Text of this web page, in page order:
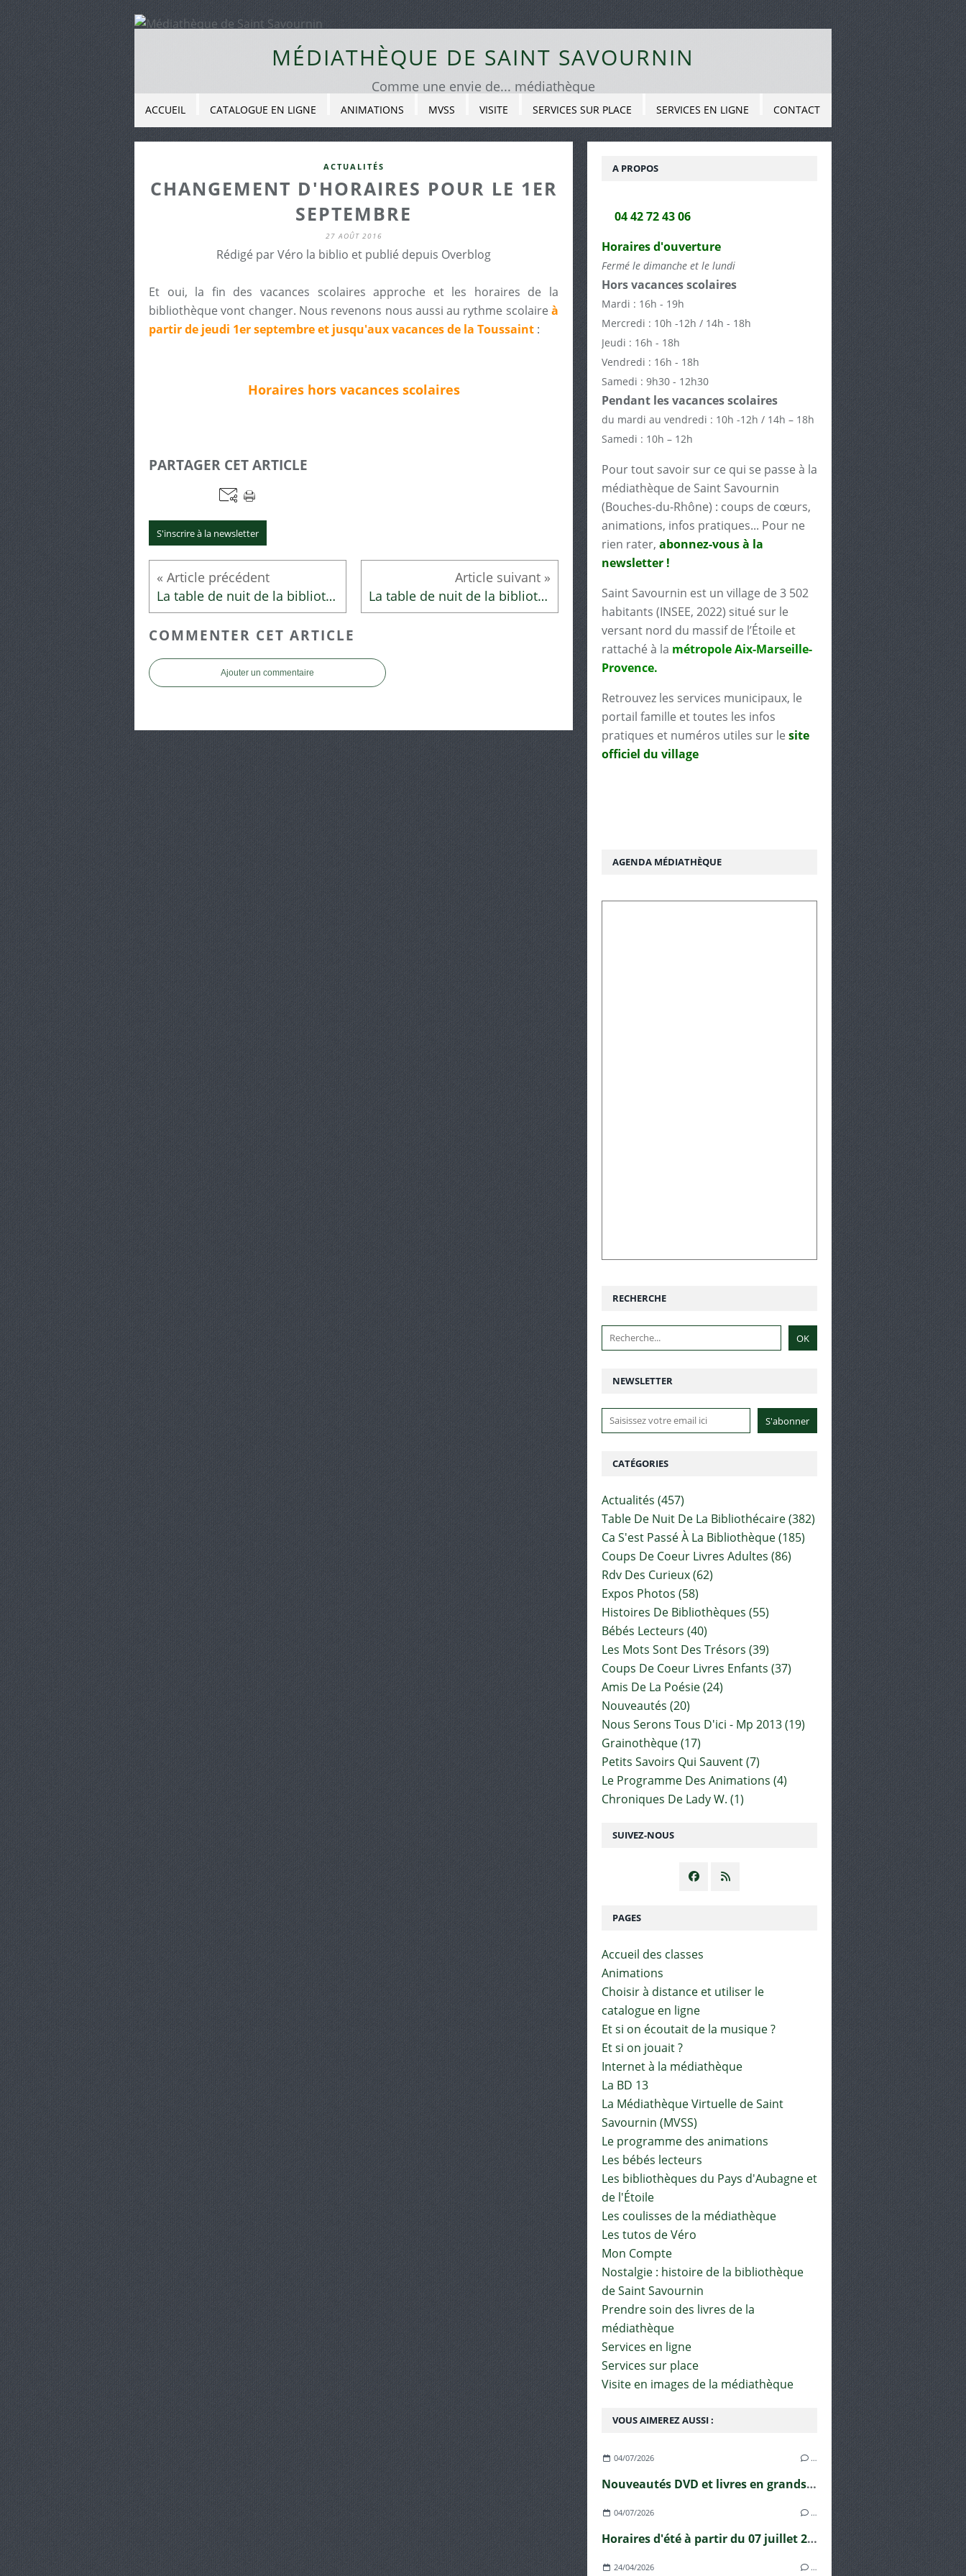
MÉDIATHÈQUE DE SAINT SAVOURNIN
Comme une envie de... médiathèque
ACCUEIL CATALOGUE EN LIGNE ANIMATIONS MVSS VISITE SERVICES SUR PLACE SERVICES EN LIGNE CONTACT
ACTUALITÉS
CHANGEMENT D'HORAIRES POUR LE 1ER
SEPTEMBRE
27 AOÛT 2016
Rédigé par Véro la biblio et publié depuis Overblog
Et oui, la fin des vacances scolaires approche et les horaires de la
bibliothèque vont changer. Nous revenons nous aussi au rythme scolaire à
partir de jeudi 1er septembre et jusqu'aux vacances de la Toussaint :
Horaires hors vacances scolaires
PARTAGER CET ARTICLE
S'inscrire à la newsletter
La table de nuit de la bibliothécaire La table de nuit de la bibliothécaire
COMMENTER CET ARTICLE
Ajouter un commentaire
NEWSLETTER
SUIVEZ-NOUS
RECHERCHE
VOUS AIMEREZ AUSSI :
04/07/2026 …
Nouveautés DVD et livres en grands caractères !
04/07/2026 …
Horaires d'été à partir du 07 juillet 2026
24/04/2026 …
PAGES
Accueil des classes
Animations
Choisir à distance et utiliser le
catalogue en ligne
Et si on écoutait de la musique ?
Et si on jouait ?
Internet à la médiathèque
La BD 13
La Médiathèque Virtuelle de Saint
Savournin (MVSS)
Le programme des animations
Les bébés lecteurs
Les bibliothèques du Pays d'Aubagne et
de l'Étoile
Les coulisses de la médiathèque
Les tutos de Véro
Mon Compte
Nostalgie : histoire de la bibliothèque
de Saint Savournin
Prendre soin des livres de la
médiathèque
Services en ligne
Services sur place
Visite en images de la médiathèque
CATÉGORIES
Actualités (457)
Table De Nuit De La Bibliothécaire(382)
Ca S'est Passé À La Bibliothèque(185)
Coups De Coeur Livres Adultes (86)
Rdv Des Curieux(62)
Expos Photos (58)
Histoires De Bibliothèques (55)
Bébés Lecteurs (40)
Les Mots Sont Des Trésors (39)
Coups De Coeur Livres Enfants (37)
Amis De La Poésie(24)
Nouveautés (20)
Nous Serons Tous D'ici - Mp 2013(19)
Grainothèque(17)
Petits Savoirs Qui Sauvent(7)
Le Programme Des Animations (4)
Chroniques De Lady W. (1)
A PROPOS
04 42 72 43 06
Horaires d'ouverture
Fermé le dimanche et le lundi
Hors vacances scolaires
Mardi : 16h - 19h
Mercredi : 10h -12h / 14h - 18h
Jeudi : 16h - 18h
Vendredi : 16h - 18h
Samedi : 9h30 - 12h30
Pendant les vacances scolaires
du mardi au vendredi : 10h -12h / 14h – 18h
Samedi : 10h – 12h
Pour tout savoir sur ce qui se passe à la
médiathèque de Saint Savournin
(Bouches-du-Rhône) : coups de cœurs,
animations, infos pratiques... Pour ne
rien rater, abonnez-vous à la
newsletter !
Saint Savournin est un village de 3 502
habitants (INSEE, 2022) situé sur le
versant nord du massif de l’Étoile et
rattaché à la métropole Aix-Marseille-
Provence.
Retrouvez les services municipaux, le
portail famille et toutes les infos
pratiques et numéros utiles sur le site
officiel du village
AGENDA MÉDIATHÈQUE